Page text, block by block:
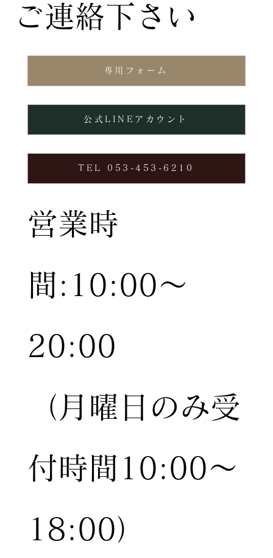
専用フォーム
TEL 053-453-6210
公式LINEアカウント
ご連絡下さい
営業時
間:10:00〜
20:00
（月曜日のみ受
付時間10:00〜
18:00）